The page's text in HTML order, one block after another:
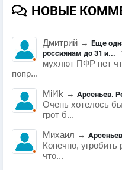
НОВЫЕ
Дмитрий → Еще
россиянам до 31 и...
мухлют ПФР нет
попр...
Mil4k → Арсеньев.
Очень хотелось
грот б...
Михаил →
Конечно, угробить
что...